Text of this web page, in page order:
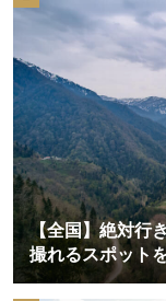
【全国】絶対行
撮れるスポット